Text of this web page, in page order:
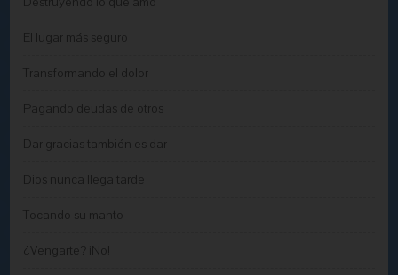
El lugar más seguro
Transformando el dolor
Pagando deudas de otros
Dar gracias también es dar
Dios nunca llega tarde
Tocando su manto
¿Vengarte? ¡No!